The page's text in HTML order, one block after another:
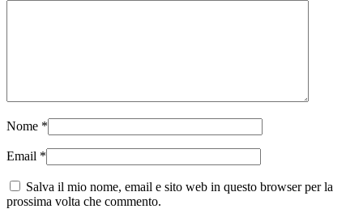
Nome *
Email *
Salva il mio nome, email e sito web in questo browser per la
prossima volta che commento.